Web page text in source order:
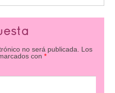
no será publicada.
Los
con *